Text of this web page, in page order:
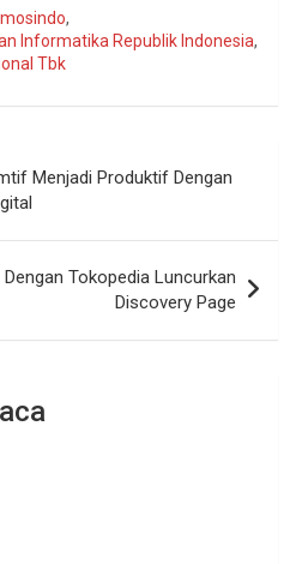
,
Informatika Republik Indonesia,
Tbk
Menjadi Produktif Dengan
Tokopedia Luncurkan
Discovery Page